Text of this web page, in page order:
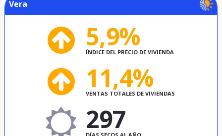
Vera
5,9%
ÍNDICE DEL PRECIO DE VIVIENDA
11,4%
VENTAS TOTALES DE VIVIENDAS
297
DÍAS SECOS AL AÑO